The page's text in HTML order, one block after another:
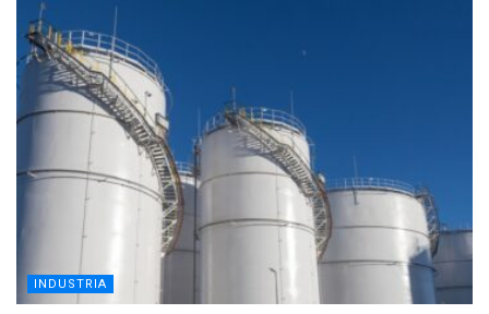
INDUSTRIA